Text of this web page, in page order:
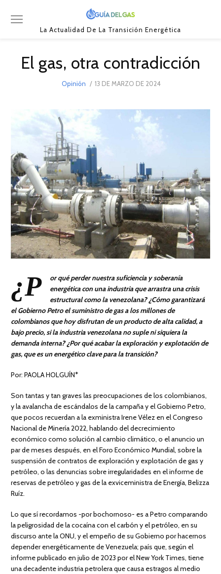
La Actualidad De La Transición Energética
El gas, otra contradicción
Opinión
POSTED
13 DE MARZO DE 202413
¿P
or qué perder nuestra suficiencia y soberanía
energética con una industria que arrastra una crisis
estructural como la venezolana? ¿Cómo garantizará
el Gobierno Petro el suministro de gas a los millones de
colombianos que hoy disfrutan de un producto de alta calidad, a
bajo precio, si la industria venezolana no suple ni siquiera la
demanda interna? ¿Por qué acabar la exploración y explotación de
gas, que es un energético clave para la transición?
Por: PAOLA HOLGUÍN*
Son tantas y tan graves las preocupaciones de los colombianos,
y la avalancha de escándalos de la campaña y el Gobierno Petro,
que pocos recuerdan a la exministra Irene Vélez en el Congreso
Nacional de Minería 2022, hablando del decrecimiento
económico como solución al cambio climático, o el anuncio un
par de meses después, en el Foro Económico Mundial, sobre la
suspensión de contratos de exploración y explotación de gas y
petróleo, o las denuncias sobre irregularidades en el informe de
reservas de petróleo y gas de la exviceministra de Energía, Belizza
Ruíz.
Lo que sí recordamos -por bochornoso- es a Petro comparando
la peligrosidad de la cocaína con el carbón y el petróleo, en su
discurso ante la ONU, y el empeño de su Gobierno por hacernos
depender energéticamente de Venezuela; país que, según el
informe publicado en julio de 2023 por el New York Times, tiene
una decadente industria petrolera que causa estragos al medio